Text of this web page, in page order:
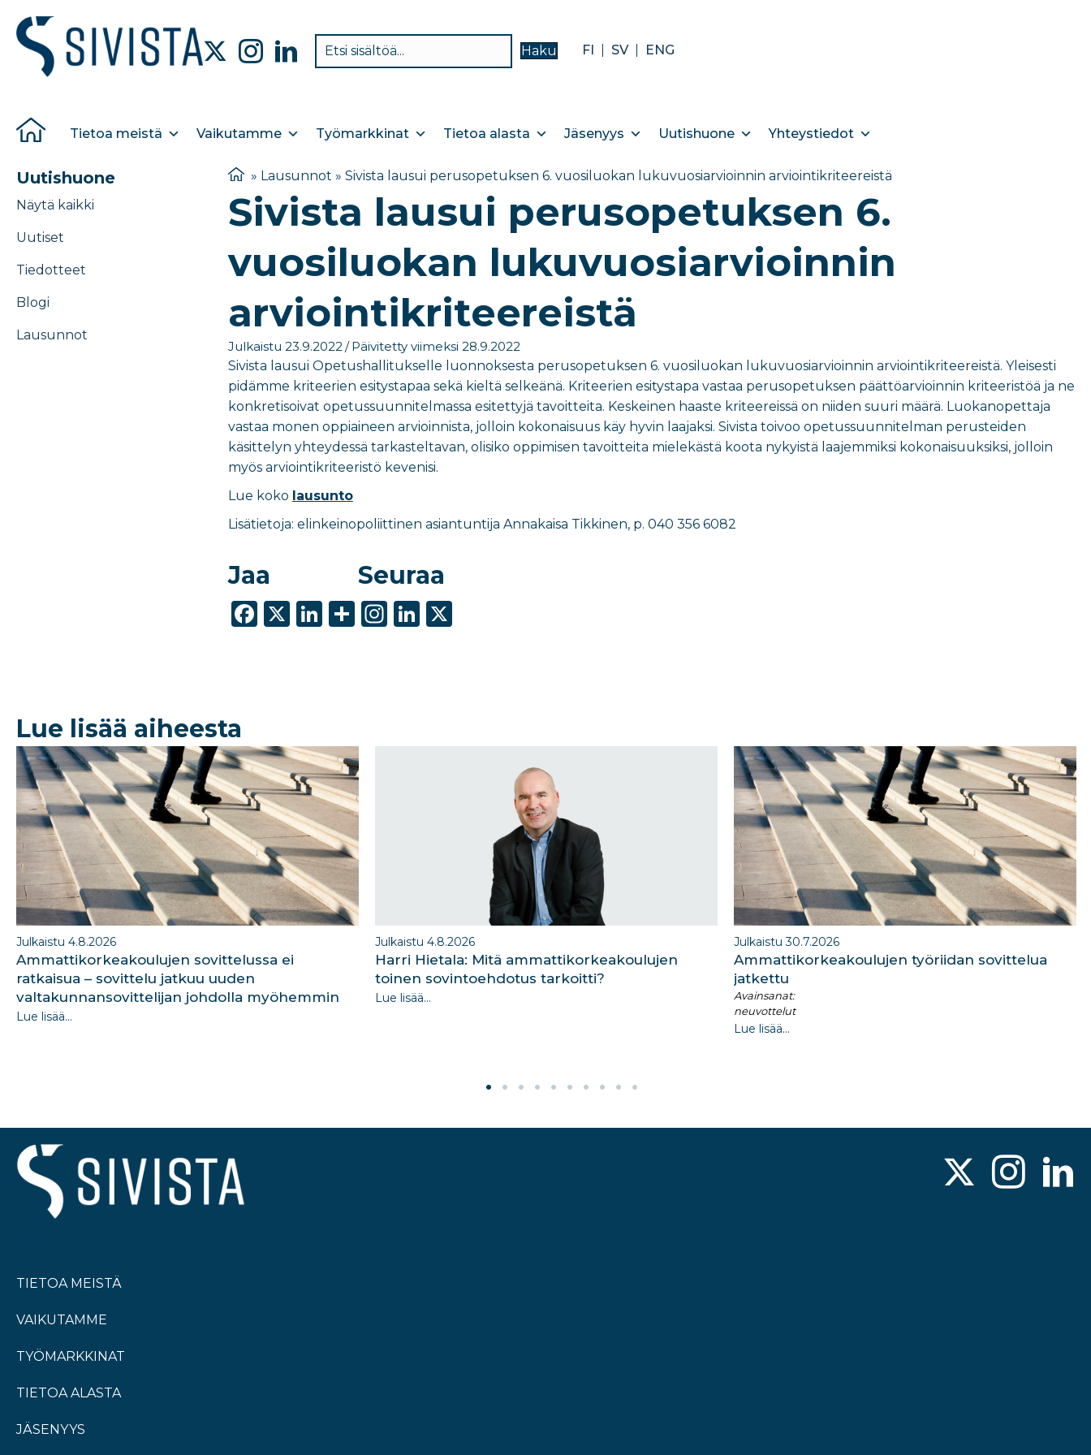
Haku FI SV ENG
Tietoa meistä Vaikutamme Työmarkkinat Tietoa alasta Jäsenyys Uutishuone Yhteystiedot
Uutishuone
Näytä kaikki
Uutiset
Tiedotteet
Blogi
Lausunnot
» Lausunnot » Sivista lausui perusopetuksen 6. vuosiluokan lukuvuosiarvioinnin arviointikriteereistä
Sivista lausui perusopetuksen 6.
vuosiluokan lukuvuosiarvioinnin
arviointikriteereistä
Julkaistu 23.9.2022/ Päivitetty viimeksi 28.9.2022
Sivista lausui Opetushallitukselle luonnoksesta perusopetuksen 6. vuosiluokan lukuvuosiarvioinnin arviointikriteereistä. Yleisesti
pidämme kriteerien esitystapaa sekä kieltä selkeänä. Kriteerien esitystapa vastaa perusopetuksen päättöarvioinnin kriteeristöä ja ne
konkretisoivat opetussuunnitelmassa esitettyjä tavoitteita. Keskeinen haaste kriteereissä on niiden suuri määrä. Luokanopettaja
vastaa monen oppiaineen arvioinnista, jolloin kokonaisuus käy hyvin laajaksi. Sivista toivoo opetussuunnitelman perusteiden
käsittelyn yhteydessä tarkasteltavan, olisiko oppimisen tavoitteita mielekästä koota nykyistä laajemmiksi kokonaisuuksiksi, jolloin
myös arviointikriteeristö kevenisi.
Lue koko lausunto
Lisätietoja: elinkeinopoliittinen asiantuntija Annakaisa Tikkinen, p. 040 356 6082
Jaa
F
o
o
k
X Li
n
S
Seuraa
In
m
Li
n
X
Lue lisää aiheesta
Julkaistu 4.8.2026
Ammattikorkeakoulujen sovittelussa ei
ratkaisua – sovittelu jatkuu uuden
valtakunnansovittelijan johdolla myöhemmin
Lue lisää...
Julkaistu 4.8.2026
Harri Hietala: Mitä ammattikorkeakoulujen
toinen sovintoehdotus tarkoitti?
Lue lisää...
Julkaistu 30.7.2026
Ammattikorkeakoulujen työriidan sovittelua
jatkettu
Avainsanat:
neuvottelut
Lue lisää...
TIETOA MEISTÄ
VAIKUTAMME
TYÖMARKKINAT
TIETOA ALASTA
JÄSENYYS